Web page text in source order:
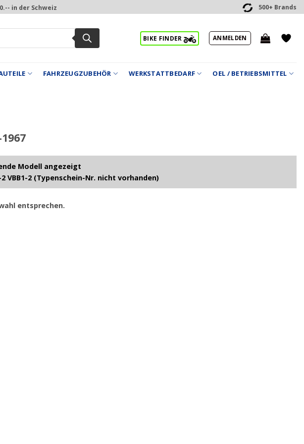
in der Schweiz 500+ Brands
BIKE FINDER ANMELDEN
FAHRZEUGZUBEHÖR WERKSTATTBEDARF OEL / BETRIEBSMITTEL
Modell angezeigt
2 VBB1-2 (Typenschein-Nr. nicht vorhanden)
entsprechen.